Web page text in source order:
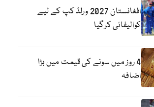
افغانستان 2027 ورلڈ کپ کے لیے
کوالیفائی کرگیا
4 روز میں سونے کی قیمت میں بڑا
اضافہ